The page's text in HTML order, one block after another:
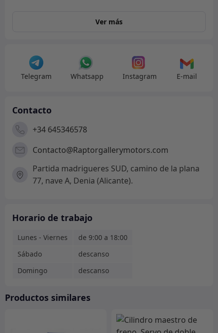
Ver más
Telegram Whatsapp Instagram E-mail
Contacto
+34 645346578
Contacto@Raptorgallerymotors.com
Partida madrigueres SUD, camino de la plana
77, nave A, Denia (Alicante).
Horario de trabajo
Lunes - Viernes
de 9:00 a 18:00
Sábado
descanso
Domingo
descanso
Productos similares